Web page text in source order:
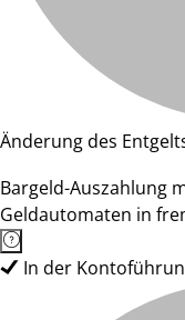
Änderung des
Bargeld-Auszahlung
Geldautomaten in
In der